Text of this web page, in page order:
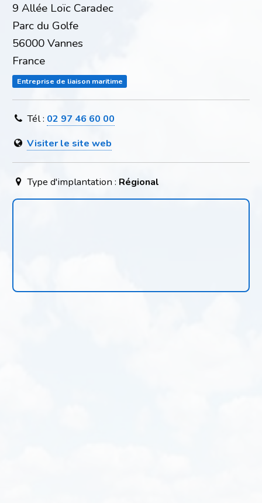
9 Allée Loïc Caradec
Parc du Golfe
56000 Vannes
France
Entreprise de liaison maritime
Tél : 02 97 46 60 00
Visiter le site web
Type d'implantation : Régional